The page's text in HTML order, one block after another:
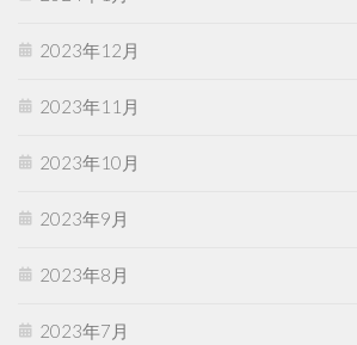
2023年12月
2023年11月
2023年10月
2023年9月
2023年8月
2023年7月